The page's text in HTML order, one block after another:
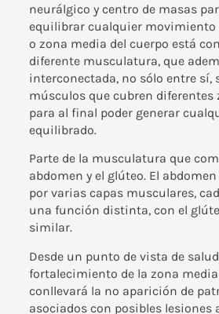
neurálgico y centro de masas
equilibrar cualquier movimiento
o zona media del cuerpo está
diferente musculatura, que
interconectada, no sólo entre sí,
músculos que cubren diferentes
para al final poder generar
equilibrado.
Parte de la musculatura que
abdomen y el glúteo. El
por varias capas musculares,
una función distinta, con el
similar.
Desde un punto de vista de
fortalecimiento de la zona
conllevará la no aparición de
asociados con posibles lesiones